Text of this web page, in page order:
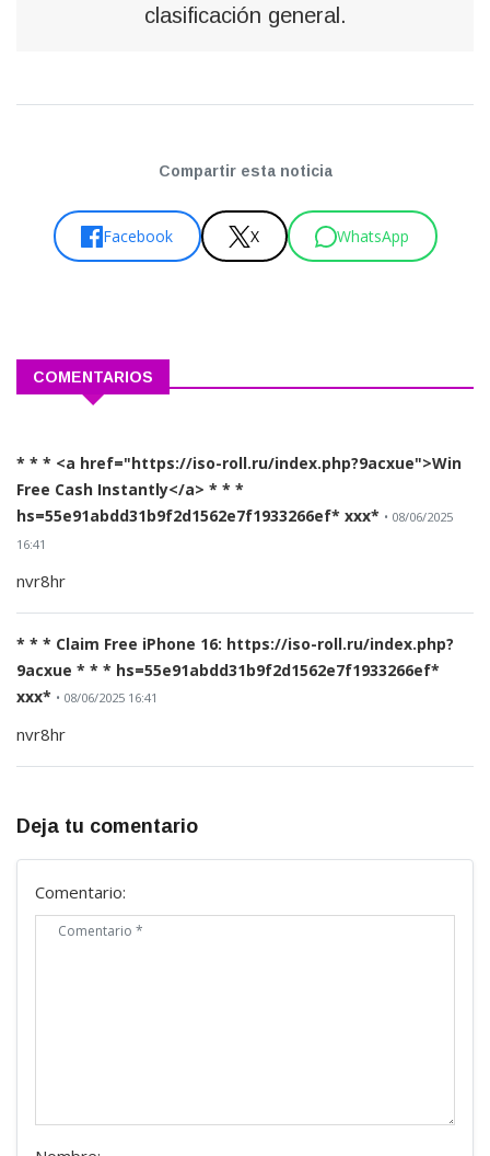
clasificación general.
Compartir esta noticia
Facebook X WhatsApp
COMENTARIOS
* * * <a href="https://iso-roll.ru/index.php?9acxue">Win
Free Cash Instantly</a> * * *
hs=55e91abdd31b9f2d1562e7f1933266ef* ххх* • 08/06/2025
16:41
nvr8hr
* * * Claim Free iPhone 16: https://iso-roll.ru/index.php?
9acxue * * * hs=55e91abdd31b9f2d1562e7f1933266ef*
ххх* • 08/06/2025 16:41
nvr8hr
Deja tu comentario
Comentario: